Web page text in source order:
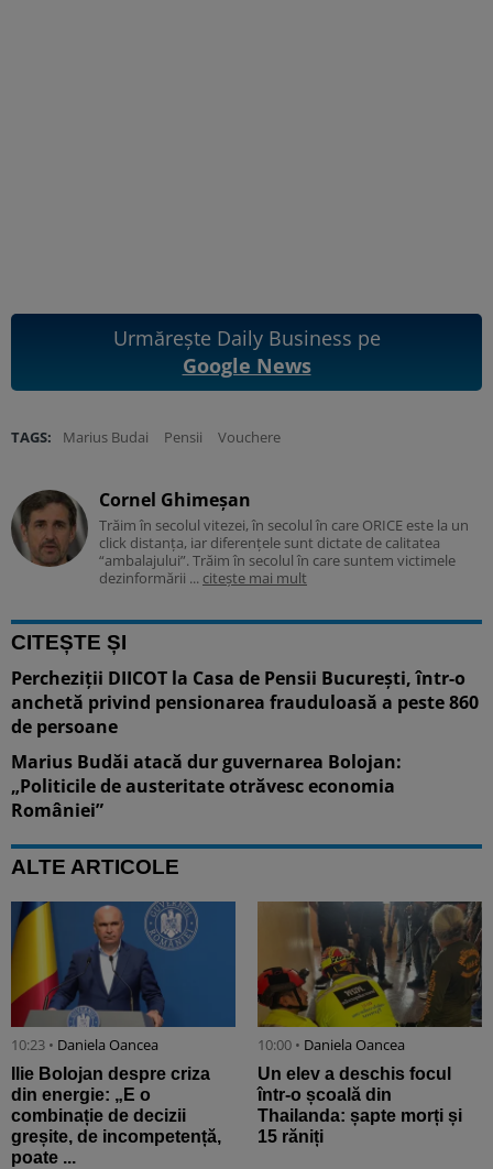
Urmărește Daily Business pe
Google News
TAGS: Marius Budai Pensii Vouchere
Cornel Ghimeșan
Trăim în secolul vitezei, în secolul în care ORICE este la un
click distanța, iar diferențele sunt dictate de calitatea
“ambalajului”. Trăim în secolul în care suntem victimele
dezinformării ... citește mai mult
CITEȘTE ȘI
Percheziții DIICOT la Casa de Pensii București, într-o
anchetă privind pensionarea frauduloasă a peste 860
de persoane
Marius Budăi atacă dur guvernarea Bolojan:
„Politicile de austeritate otrăvesc economia
României”
ALTE ARTICOLE
10:23 • Daniela Oancea
Ilie Bolojan despre criza
din energie: „E o
combinație de decizii
greșite, de incompetență,
poate ...
10:00 • Daniela Oancea
Un elev a deschis focul
într-o școală din
Thailanda: șapte morți și
15 răniți